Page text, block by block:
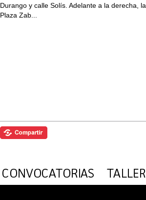
Durango y calle Solís. Adelante a la derecha, la
Plaza Zab...